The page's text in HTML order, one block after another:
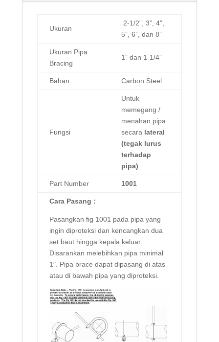
Ukuran
2-1/2”, 3”, 4”,
5”, 6”, dan 8”
Ukuran Pipa
Bracing
1” dan 1-1/4”
Bahan Carbon Steel
Fungsi
Untuk
memegang /
menahan pipa
secara lateral
(tegak lurus
terhadap
pipa)
Part Number 1001
Cara Pasang :
Pasangkan fig 1001 pada pipa yang
ingin diproteksidan kencangkan dua
set baut hingga kepala keluar.
Disarankan melebihkan pipa minimal
1″. Pipa brace dapat dipasang di atas
atau di bawah pipa yang diproteksi.